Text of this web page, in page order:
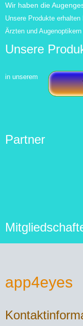
Wir haben die
Unsere Produkte erhalten
Ärzten und
Unsere
in unserem
Partner
app4eyes